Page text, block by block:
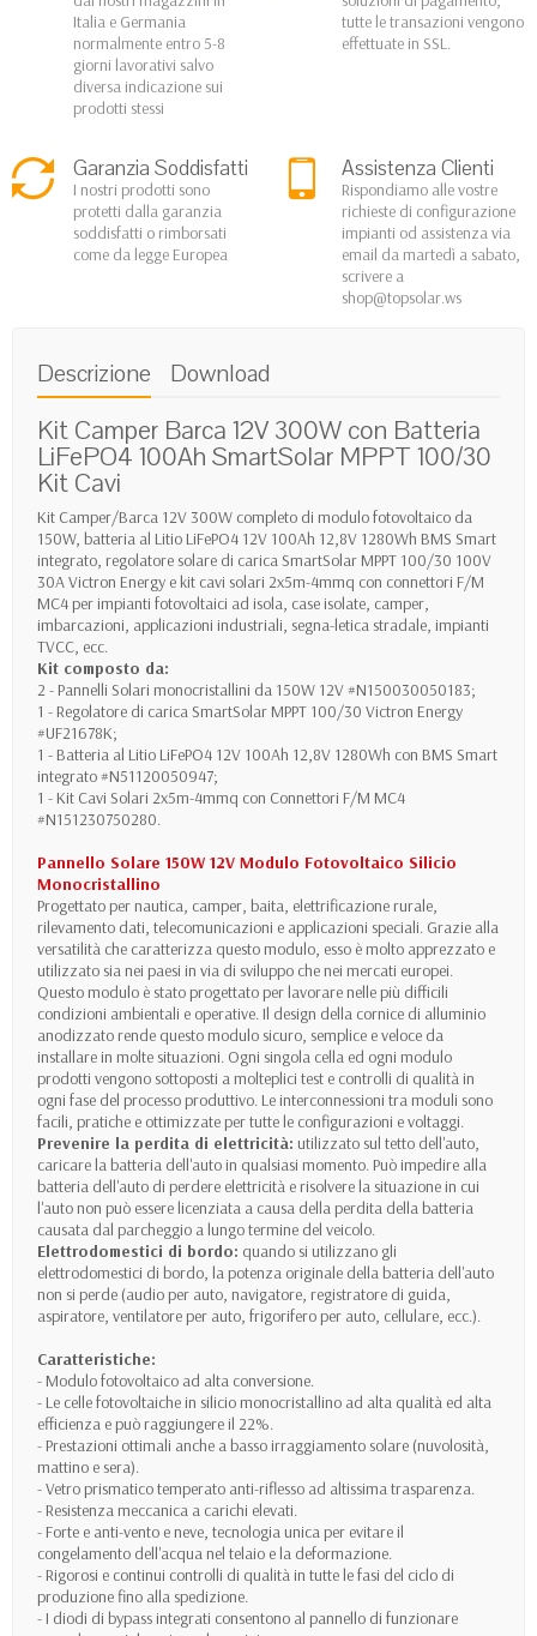
Italia e Germania
normalmente entro 5-8
giorni lavorativi salvo
diversa indicazione sui
prodotti stessi
tutte le transazioni vengono
effettuate in SSL.
Garanzia Soddisfatti
I nostri prodotti sono
protetti dalla garanzia
soddisfatti o rimborsati
come da legge Europea
Assistenza Clienti
Rispondiamo alle vostre
richieste di configurazione
impianti od assistenza via
email da martedì a sabato,
scrivere a
shop@topsolar.ws
Descrizione Download
Kit Camper Barca 12V 300W con Batteria
LiFePO4 100Ah SmartSolar MPPT 100/30
Kit Cavi
Kit Camper/Barca 12V 300W completo di modulo fotovoltaico da
150W, batteria al Litio LiFePO4 12V 100Ah 12,8V 1280Wh BMS Smart
integrato, regolatore solare di carica SmartSolar MPPT 100/30 100V
30A Victron Energy e kit cavi solari 2x5m-4mmq con connettori F/M
MC4 per impianti fotovoltaici ad isola, case isolate, camper,
imbarcazioni, applicazioni industriali, segna-letica stradale, impianti
TVCC, ecc.
Kit composto da:
2 - Pannelli Solari monocristallini da 150W 12V #N150030050183;
1 - Regolatore di carica SmartSolar MPPT 100/30 Victron Energy
#UF21678K;
1 - Batteria al Litio LiFePO4 12V 100Ah 12,8V 1280Wh con BMS Smart
integrato #N51120050947;
1 - Kit Cavi Solari 2x5m-4mmq con Connettori F/M MC4
#N151230750280.
Pannello Solare 150W 12V Modulo Fotovoltaico Silicio
Monocristallino
Progettato per nautica, camper, baita, elettrificazione rurale,
rilevamento dati, telecomunicazioni e applicazioni speciali. Grazie alla
versatilità che caratterizza questo modulo, esso è molto apprezzato e
utilizzato sia nei paesi in via di sviluppo che nei mercati europei.
Questo modulo è stato progettato per lavorare nelle più difficili
condizioni ambientali e operative. Il design della cornice di alluminio
anodizzato rende questo modulo sicuro, semplice e veloce da
installare in molte situazioni. Ogni singola cella ed ogni modulo
prodotti vengono sottoposti a molteplici test e controlli di qualità in
ogni fase del processo produttivo. Le interconnessioni tra moduli sono
facili, pratiche e ottimizzate per tutte le configurazioni e voltaggi.
Prevenire la perdita di elettricità: utilizzato sul tetto dell'auto,
caricare la batteria dell'auto in qualsiasi momento. Può impedire alla
batteria dell'auto di perdere elettricità e risolvere la situazione in cui
l'auto non può essere licenziata a causa della perdita della batteria
causata dal parcheggio a lungo termine del veicolo.
Elettrodomestici di bordo: quando si utilizzano gli
elettrodomestici di bordo, la potenza originale della batteria dell'auto
non si perde (audio per auto, navigatore, registratore di guida,
aspiratore, ventilatore per auto, frigorifero per auto, cellulare, ecc.).
Caratteristiche:
- Modulo fotovoltaico ad alta conversione.
- Le celle fotovoltaiche in silicio monocristallino ad alta qualità ed alta
efficienza e può raggiungere il 22%.
- Prestazioni ottimali anche a basso irraggiamento solare (nuvolosità,
mattino e sera).
- Vetro prismatico temperato anti-riflesso ad altissima trasparenza.
- Resistenza meccanica a carichi elevati.
- Forte e anti-vento e neve, tecnologia unica per evitare il
congelamento dell'acqua nel telaio e la deformazione.
- Rigorosi e continui controlli di qualità in tutte le fasi del ciclo di
produzione fino alla spedizione.
- I diodi di bypass integrati consentono al pannello di funzionare